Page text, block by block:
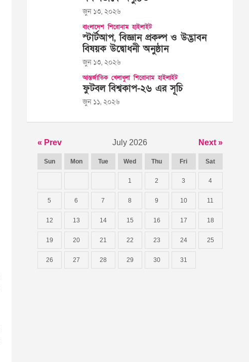
জুন ১৩, ২০২৬
বাংলাদেশ শিরোনাম হাইলাইট
স্টার্টআপ, বিজ্ঞান প্রকল্প ও উদ্ভাবন
বিষয়ক উদ্বোধনী অনুষ্ঠান
জুন ১৩, ২০২৬
আন্তর্জাতিক খেলাধুলা শিরোনাম হাইলাইট
ফুটবল বিশ্বকাপ-২৬ এর সূচি
জুন ১১, ২০২৬
« Prev July 2026 Next »
Sun Mon Tue Wed Thu Fri Sat
1 2 3 4
5 6 7 8 9 10 11
12 13 14 15 16 17 18
19 20 21 22 23 24 25
26 27 28 29 30 31